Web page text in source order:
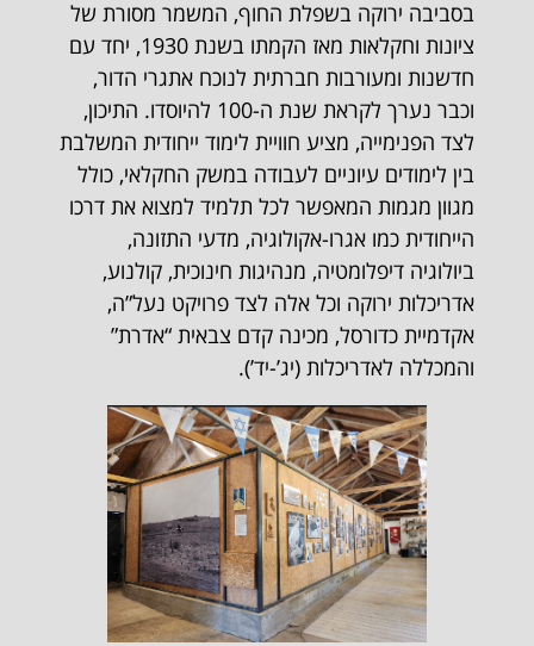
בסביבה ירוקה בשפלת החוף, המשמר מסורת של
ציונות וחקלאות מאז הקמתו בשנת 1930, יחד עם
חדשנות ומעורבות חברתית לנוכח אתגרי הדור,
וכבר נערך לקראת שנת ה-100 להיוסדו. התיכון,
לצד הפנימייה, מציע חוויית לימוד ייחודית המשלבת
בין לימודים עיוניים לעבודה במשק החקלאי, כולל
מגוון מגמות המאפשר לכל תלמיד למצוא את דרכו
הייחודית כמו אגרו-אקולוגיה, מדעי התזונה,
ביולוגיה דיפלומטיה, מנהיגות חינוכית, קולנוע,
אדריכלות ירוקה וכל אלה לצד פרויקט נעל”ה,
אקדמיית כדורסל, מכינה קדם צבאית “אדרת”
והמכללה לאדריכלות (יג’-יד’).